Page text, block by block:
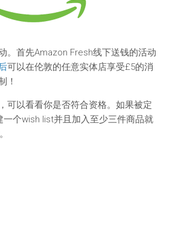
。首先Amazon Fresh线下送钱的活动
可以在伦敦的任意实体店享受£5的消
！
，可以看看你是否符合资格。如果被定
一个wish list并且加入至少三件商品就